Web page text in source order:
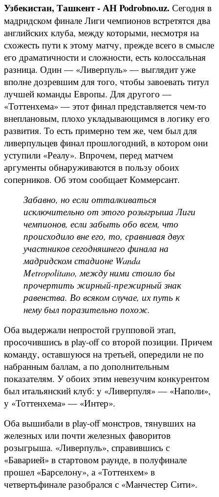
Узбекистан, Ташкент - АН Podrobno.uz. Сегодня в
мадридском финале Лиги чемпионов встретятся два
английских клуба, между которыми, несмотря на
схожесть пути к этому матчу, прежде всего в смысле
его драматичности и сложности, есть колоссальная
разница. Один — «Ливерпуль» — выглядит уже
вполне дозревшим для того, чтобы завоевать титул
лучшей команды Европы. Для другого —
«Тоттенхема» — этот финал представляется чем-то
внеплановым, плохо укладывающимся в логику его
развития. То есть примерно тем же, чем был для
ливерпульцев финал прошлогодний, в котором они
уступили «Реалу». Впрочем, перед матчем
аргументы обнаруживаются в пользу обоих
соперников. Об этом сообщает Коммерсант.
Забавно, но если отталкиваться
исключительно от этого розыгрыша Лиги
чемпионов, если забыть обо всем, что
происходило вне его, то, сравнивая двух
участников сегодняшнего финала на
мадридском стадионе Wanda
Metropolitano, между ними стоило бы
прочертить жирный-прежирный знак
равенства. Во всяком случае, их путь к
нему был поразительно похож.
Оба выдержали непростой групповой этап,
просочившись в play-off со второй позиции. Причем
команду, оставшуюся на третьей, опередили не по
набранным баллам, а по дополнительным
показателям. У обоих этим невезучим конкурентом
был итальянский клуб: у «Ливерпуля» — «Наполи»,
у «Тоттенхема» — «Интер».
Оба вышибали в play-off монстров, тянувших на
железных или почти железных фаворитов
розыгрыша. «Ливерпуль», справившись с
«Баварией» в стартовом раунде, в полуфинале
прошел «Барселону», а «Тоттенхем» в
четвертьфинале разобрался с «Манчестер Сити».